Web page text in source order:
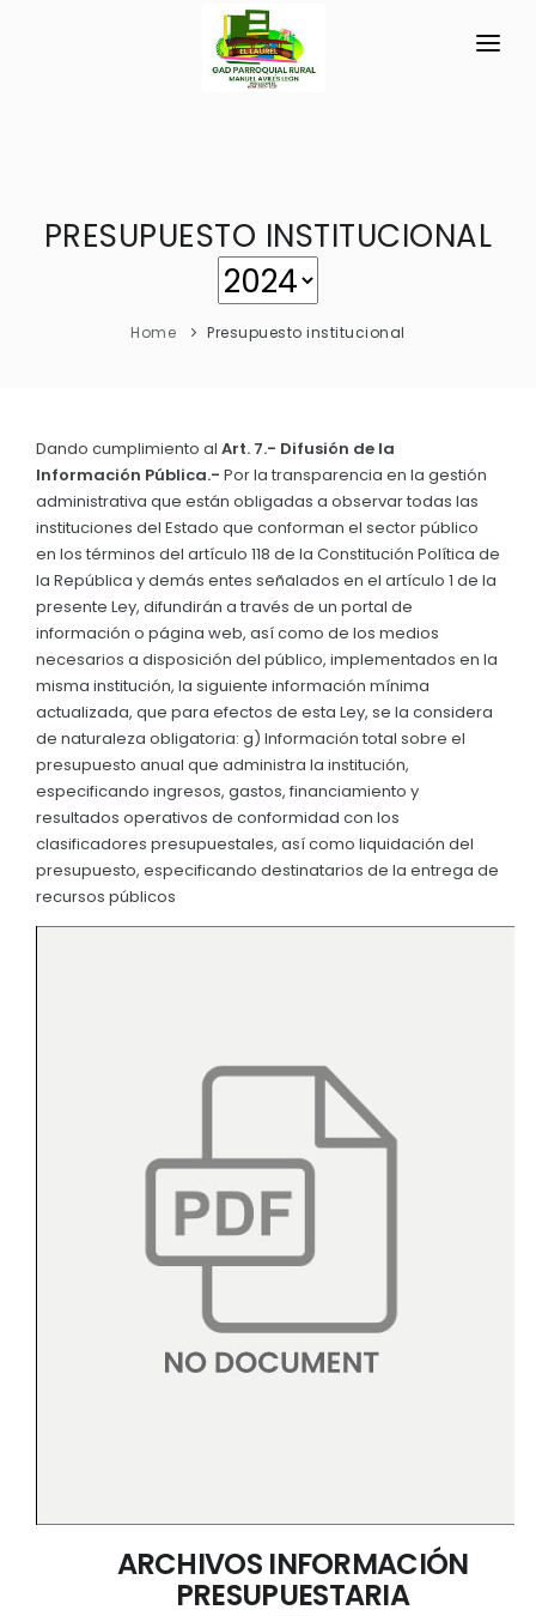
RESEÑA HISTÓRICA
Ubicación
Clima
GAD
NEW
GESTIÓN Y PRESUPUESTO
Sesiones Extraordinarias
Resoluciones
Convocatorias
GESTIÓN ADMINISTRATIVA
Plan de desarrollo y Ordenamiento Territorial -
Plan Anual Contratación - PAC
Plan Operativo Anual - POA
Convenios Institucionales
PRESUPUESTO: EJECUCIÓN Y REPORTES
Cédulas presupuestarias y balances
Procesos de contratación
CIUDADANÍA ACTIVA
Solicitud de acceso información pública
TURISMO
PRESUPUESTO INSTITUCIONAL
Home Presupuesto institucional
Dando cumplimiento al Art. 7.- Difusión de la
Información Pública.- Por la transparencia en la gestión
administrativa que están obligadas a observar todas las
instituciones del Estado que conforman el sector público
en los términos del artículo 118 de la Constitución Política de
la República y demás entes señalados en el artículo 1 de la
presente Ley, difundirán a través de un portal de
información o página web, así como de los medios
necesarios a disposición del público, implementados en la
misma institución, la siguiente información mínima
actualizada, que para efectos de esta Ley, se la considera
de naturaleza obligatoria: g) Información total sobre el
presupuesto anual que administra la institución,
especificando ingresos, gastos, financiamiento y
resultados operativos de conformidad con los
clasificadores presupuestales, así como liquidación del
presupuesto, especificando destinatarios de la entrega de
recursos públicos
ARCHIVOS INFORMACIÓN
PRESUPUESTARIA